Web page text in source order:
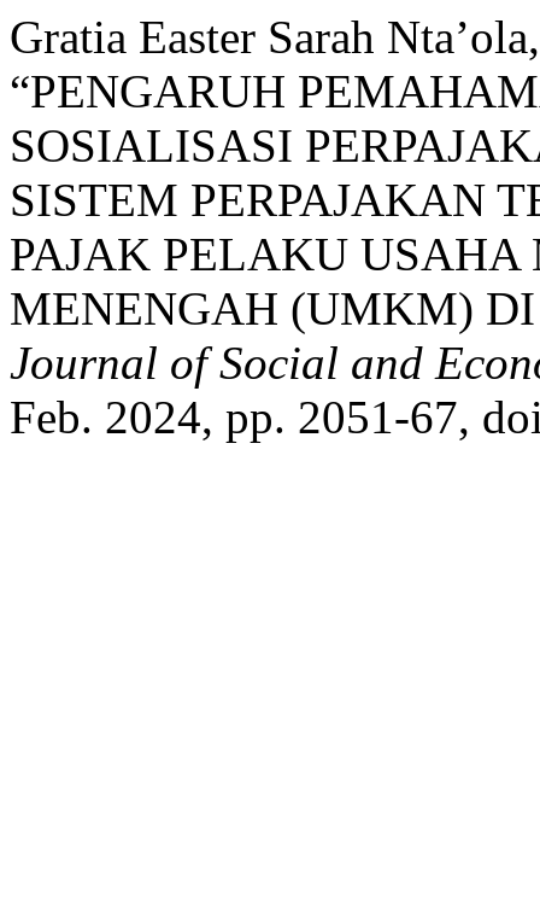
Gratia Easter Sarah
“PENGARUH
SOSIALISASI
SISTEM PERPAJAKAN
PAJAK PELAKU
MENENGAH (UMKM)
Journal of Social and
Feb. 2024, pp. 2051-67,